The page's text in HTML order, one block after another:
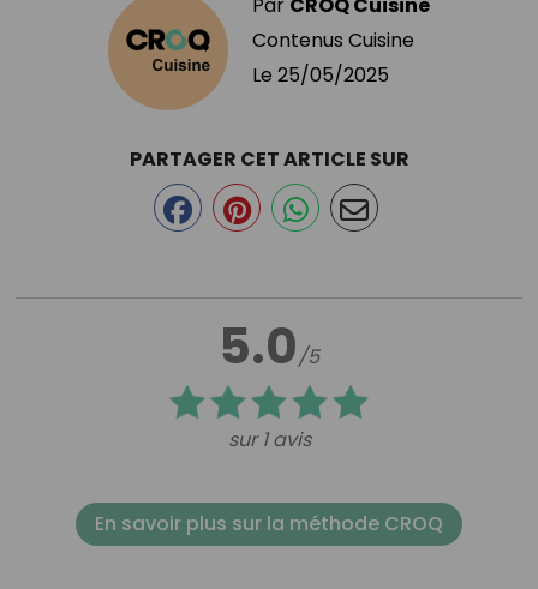
Contenus Cuisine
Le 25/05/2025
5.0/5
sur 1 avis
PARTAGER CET ARTICLE SUR
En savoir plus sur la méthode CROQ